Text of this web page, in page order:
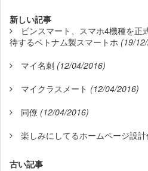
新しい記事
ビンスマート、スマホ4機種を
待するベトナム製スマートホ (19/
マイ名刺 (12/04/2016)
マイクラスメート (12/04/2016)
同僚 (12/04/2016)
楽しみにしてるホームページ設
古い記事